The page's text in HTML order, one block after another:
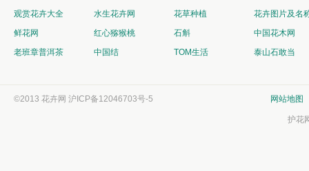
观赏花卉大全
水生花卉网 花草种植
花卉图片及名
鲜花网
红心猕猴桃 石斛
中国花木网
老班章普洱茶
中国结 TOM生活 泰山石敢当
©2013 花卉网 沪ICP备12046703号-5 网站地图
护花